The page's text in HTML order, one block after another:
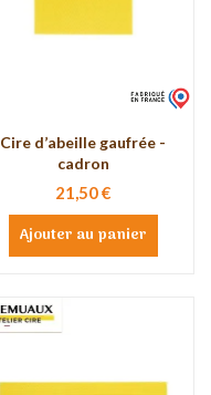
Cire d’abeille gaufrée -
cadron
21,50 €
Ajouter au panier